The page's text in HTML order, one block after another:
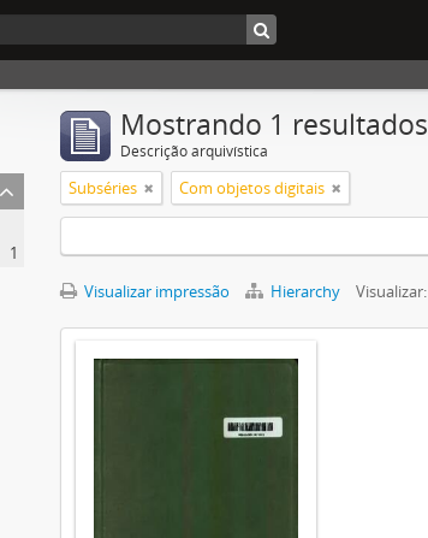
1
Mostrando 1 resultados
Descrição arquivística
Subséries Com objetos digitais
Visualizar impressão Hierarchy Visualizar: